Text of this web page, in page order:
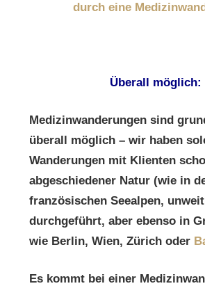
durch eine
Überall möglich:
Medizinwanderungen sind
überall möglich – wir haben
Wanderungen mit Klienten
abgeschiedener Natur (wie in
französischen Seealpen,
durchgeführt, aber ebenso in
wie Berlin, Wien, Zürich oder
Es kommt bei einer